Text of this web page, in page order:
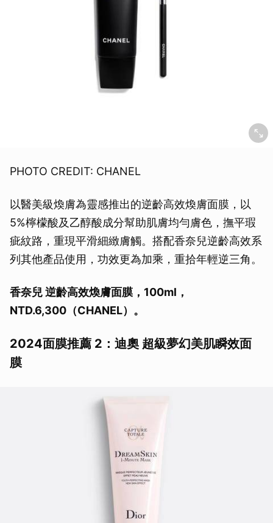
PHOTO CREDIT: CHANEL
以醫美級煥膚為靈感推出的逆齡高效煥膚面膜，以
5%檸檬酸及乙醇酸成分幫助肌膚均勻膚色，撫平瑕
疵紋路，重現平滑細緻膚觸。搭配香奈兒逆齡高效系
列其他產品使用，功效更為加乘，重拾年輕逆三角。
香奈兒 逆齡高效煥膚面膜，100ml，
NTD.6,300（CHANEL）。
2024面膜推薦 2：迪奧 超級夢幻美肌瞬效面
膜